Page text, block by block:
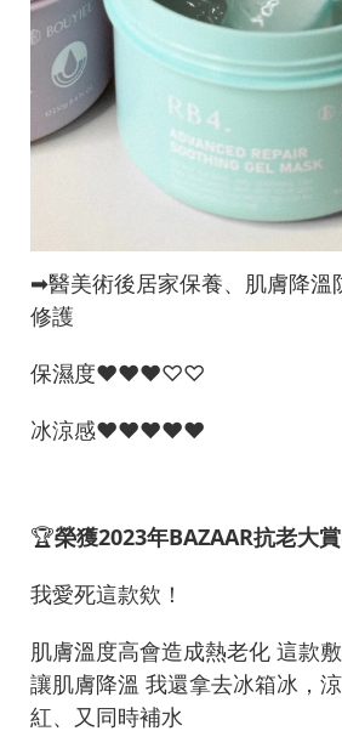
➡︎醫美術後居家保養、肌膚降溫
修護
保濕度♥︎♥︎♥︎♡♡
冰涼感♥︎♥︎♥︎♥︎♥︎
🏆榮獲2023年BAZAAR抗老大
我愛死這款欸！
肌膚溫度高會造成熱老化 這款敷
讓肌膚降溫 我還拿去冰箱冰，
紅、又同時補水